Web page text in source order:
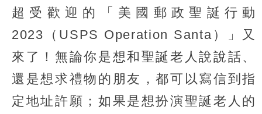
超受歡迎的「美國郵政聖誕行動
2023（USPS Operation Santa）」又
來了！無論你是想和聖誕老人說說話、
還是想求禮物的朋友，都可以寫信到指
定地址許願；如果是想扮演聖誕老人的